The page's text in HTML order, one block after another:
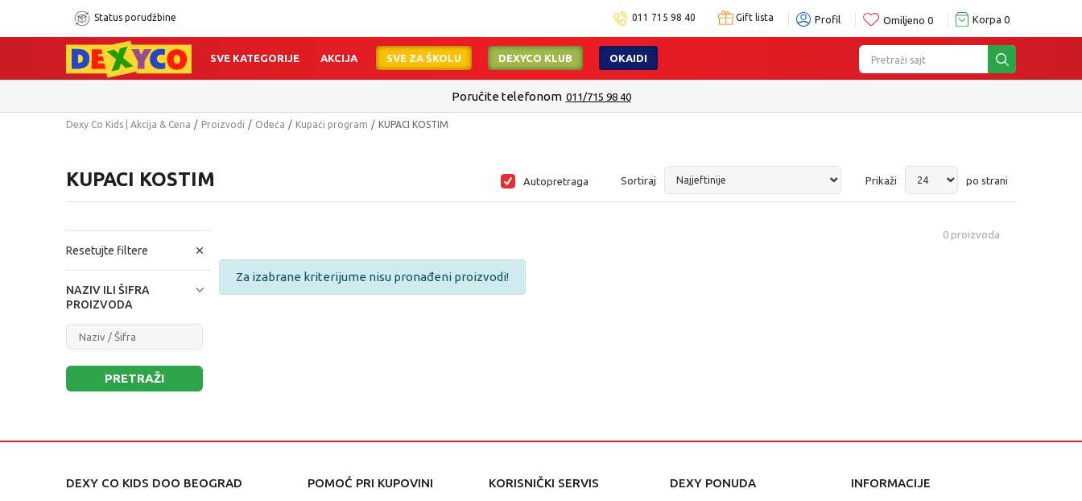
Status porudžbine 011 715 98 40 Gift lista Profil Omiljeno 0 Korpa 0
Pretraži sajt
SVE KATEGORIJE AKCIJA SVE ZA ŠKOLU DEXYCO KLUB OKAIDI
Poručite telefonom 011/715 98 40
Dexy Co Kids | Akcija & Cena Proizvodi Odeća Kupaći program KUPACI KOSTIM
KUPACI KOSTIM Autopretraga Sortiraj Prikaži po strani
Resetujte filtere
NAZIV ILI ŠIFRA
PROIZVODA
PRETRAŽI
0proizvoda
Za izabrane kriterijume nisu pronađeni proizvodi!
DEXY CO KIDS DOO BEOGRAD POMOĆ PRI KUPOVINI KORISNIČKI SERVIS DEXY PONUDA INFORMACIJE